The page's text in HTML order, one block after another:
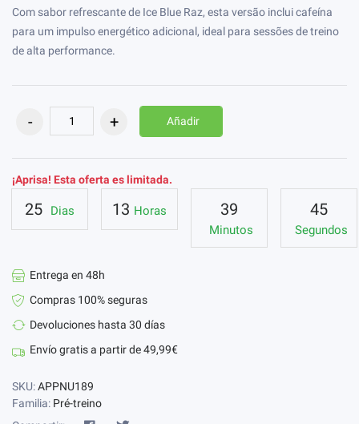
Com sabor refrescante de Ice Blue Raz, esta versão inclui cafeína
para um impulso energético adicional, ideal para sessões de treino
de alta performance.
Añadir
¡Aprisa! Esta oferta es limitada.
25 Dias 13 Horas 39
Minutos
45
Segundos
Entrega en 48h
Compras 100% seguras
Devoluciones hasta 30 días
Envío gratis a partir de 49,99€
SKU:APPNU189
Familia: Pré-treino